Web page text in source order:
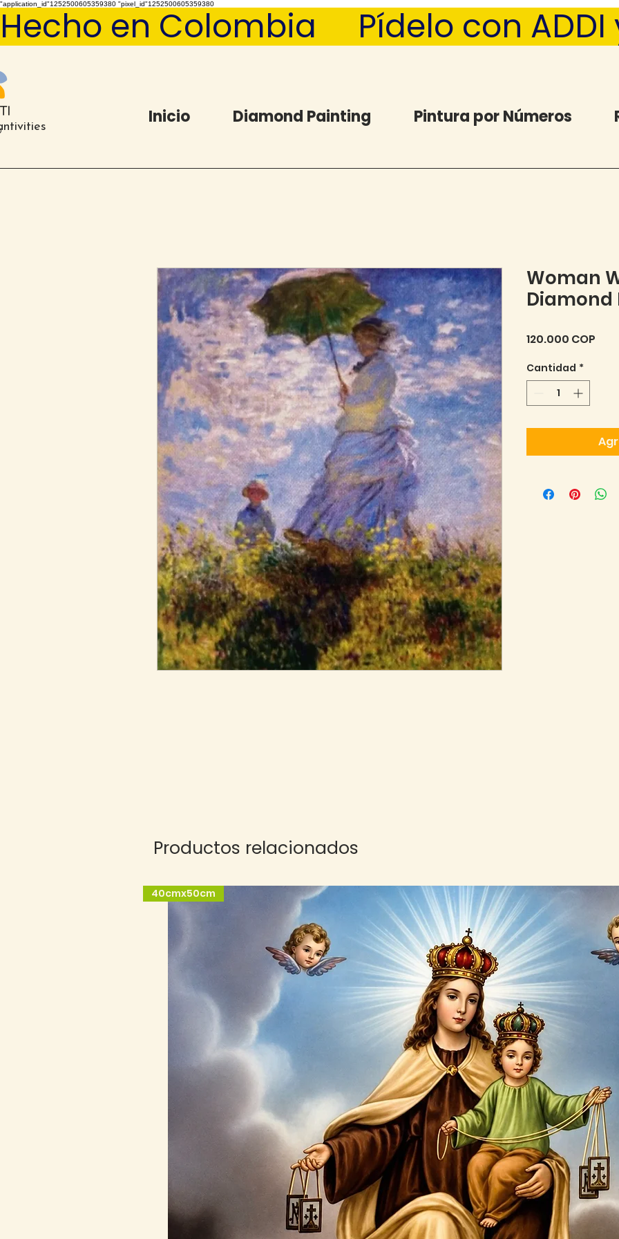
"application_id"1252500605359380 "pixel_id"1252500605359380
Hecho en Colombia     Pídelo con
Inicio Diamond Painting Pintura por Números
Woman
Diamond
120.000 COP
Cantidad *
Productos relacionados
40cmx50cm